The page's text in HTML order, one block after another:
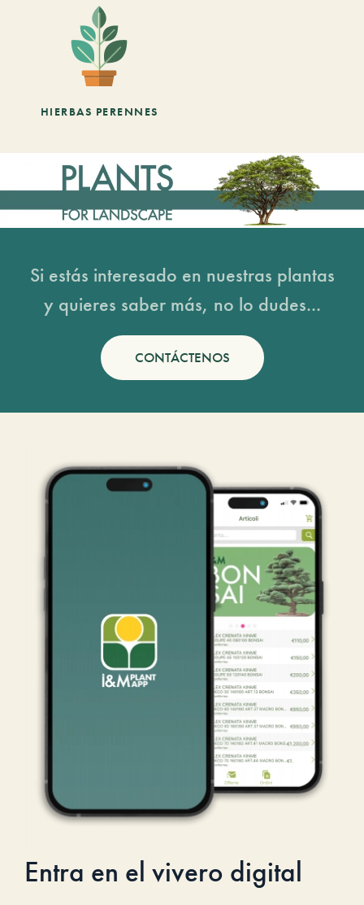
HIERBAS PERENNES
Si estás interesado en nuestras plantas
y quieres saber más, no lo dudes...
CONTÁCTENOS
Entra en el vivero digital